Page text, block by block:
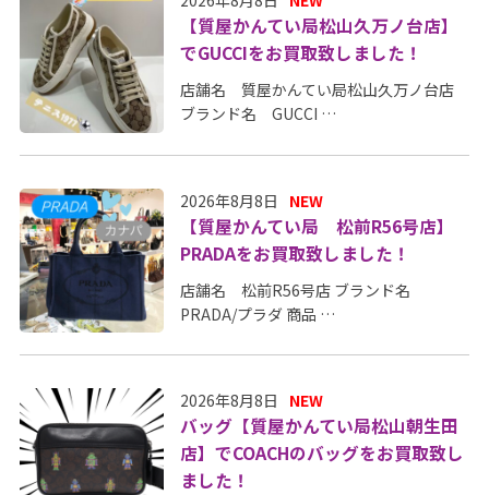
【質屋かんてい局松山久万ノ台店】
でGUCCIをお買取致しました！
店舗名 質屋かんてい局松山久万ノ台店
ブランド名 GUCCI …
2026年8月8日 NEW
【質屋かんてい局 松前R56号店】
PRADAをお買取致しました！
店舗名 松前R56号店 ブランド名
PRADA/プラダ 商品 …
2026年8月8日 NEW
バッグ【質屋かんてい局松山朝生田
店】でCOACHのバッグをお買取致し
ました！